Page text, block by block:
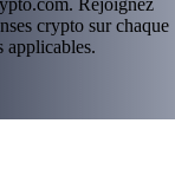
crypto sur chaque
applicables.